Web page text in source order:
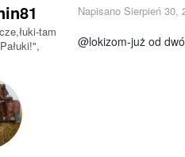
tam
Napisano Sierpień 30,
@lokizom-już od